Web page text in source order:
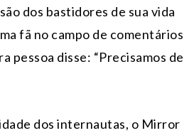
dos bastidores de sua vida
fã no campo de comentários
pessoa disse: “Precisamos de
dos internautas, o Mirror